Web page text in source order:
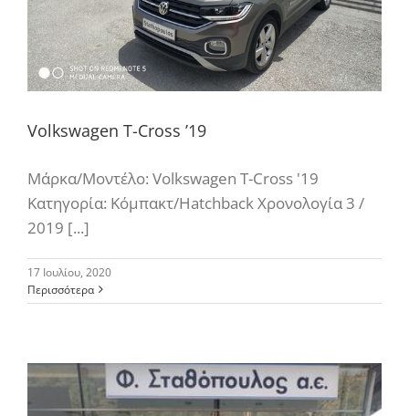
Volkswagen T-Cross ’19
Μάρκα/Μοντέλο: Volkswagen T-Cross '19
Κατηγορία: Κόμπακτ/Hatchback Χρονολογία 3 /
2019 [...]
17 Ιουλίου, 2020
Περισσότερα